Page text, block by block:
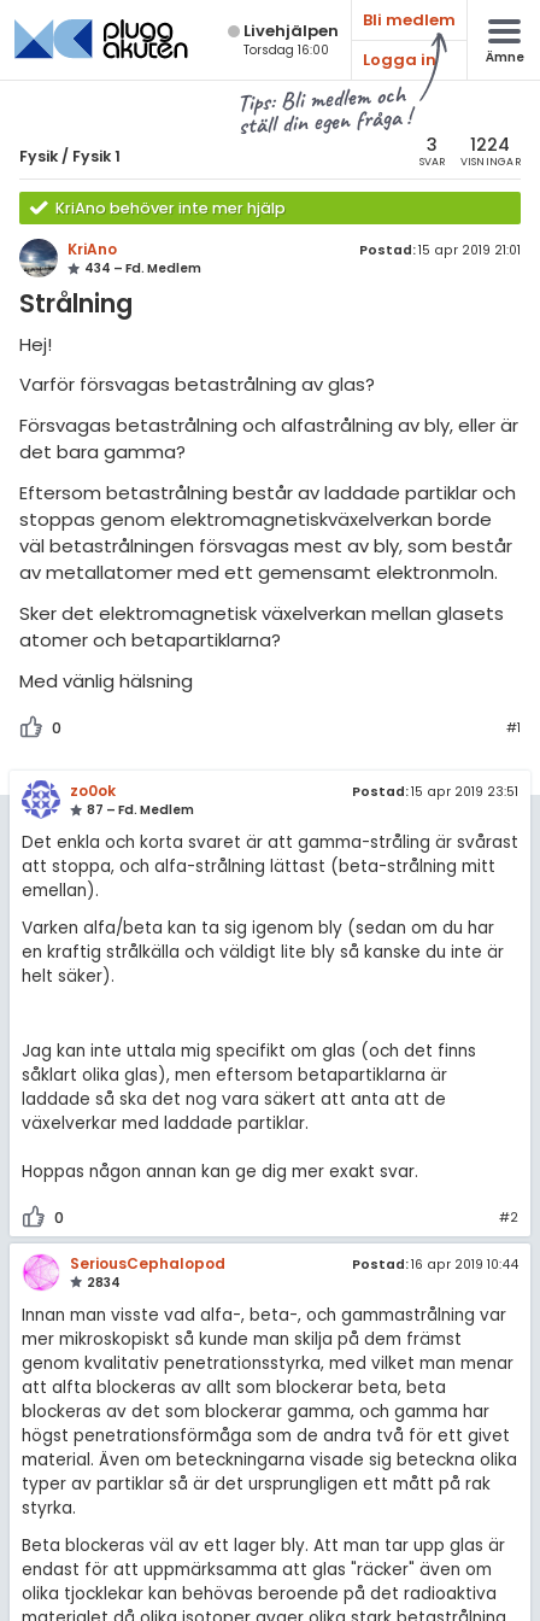
Live­hjälpen
Torsdag 16:00
Bli medlem
Logga in
Ämne
Tips: Bli medlem och
ställ din egen fråga !
Fysik / Fysik 1 3
SVAR
1224
VISNINGAR
KriAno behöver inte mer hjälp
KriAno
434 – Fd. Medlem
Postad:15 apr 2019 21:01
Strålning
Hej!
Varför försvagas betastrålning av glas?
Försvagas betastrålning och alfastrålning av bly, eller är
det bara gamma?
Eftersom betastrålning består av laddade partiklar och
stoppas genom elektromagnetiskväxelverkan borde
väl betastrålningen försvagas mest av bly, som består
av metallatomer med ett gemensamt elektronmoln.
Sker det elektromagnetisk växelverkan mellan glasets
atomer och betapartiklarna?
Med vänlig hälsning
0 #1
zo0ok
87 – Fd. Medlem
Postad:15 apr 2019 23:51
Det enkla och korta svaret är att gamma-stråling är svårast
att stoppa, och alfa-strålning lättast (beta-strålning mitt
emellan).
Varken alfa/beta kan ta sig igenom bly (sedan om du har
en kraftig strålkälla och väldigt lite bly så kanske du inte är
helt säker).
Jag kan inte uttala mig specifikt om glas (och det finns
såklart olika glas), men eftersom betapartiklarna är
laddade så ska det nog vara säkert att anta att de
växelverkar med laddade partiklar.
Hoppas någon annan kan ge dig mer exakt svar.
0 #2
SeriousCephalopod
2834
Postad:16 apr 2019 10:44
Innan man visste vad alfa-, beta-, och gammastrålning var
mer mikroskopiskt så kunde man skilja på dem främst
genom kvalitativ penetrationsstyrka, med vilket man menar
att alfta blockeras av allt som blockerar beta, beta
blockeras av det som blockerar gamma, och gamma har
högst penetrationsförmåga som de andra två för ett givet
material. Även om beteckningarna visade sig beteckna olika
typer av partiklar så är det ursprungligen ett mått på rak
styrka.
Beta blockeras väl av ett lager bly. Att man tar upp glas är
endast för att uppmärksamma att glas "räcker" även om
olika tjocklekar kan behövas beroende på det radioaktiva
Alla ämnen
Fysik
Alla trådar
Grundskola
Livehjälpen
Topplistor
Regler
Allmänna villkor
& Bygg
språk
ämnen
diskussioner